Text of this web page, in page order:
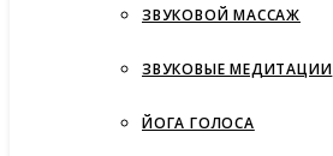
ЗВУКОВОЙ МАССАЖ
ЗВУКОВЫЕ МЕДИТАЦИИ
ЙОГА ГОЛОСА